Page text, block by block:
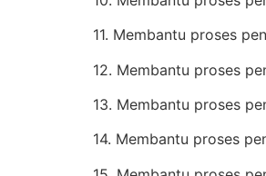
11. Membantu proses
12. Membantu proses
13. Membantu proses
14. Membantu proses